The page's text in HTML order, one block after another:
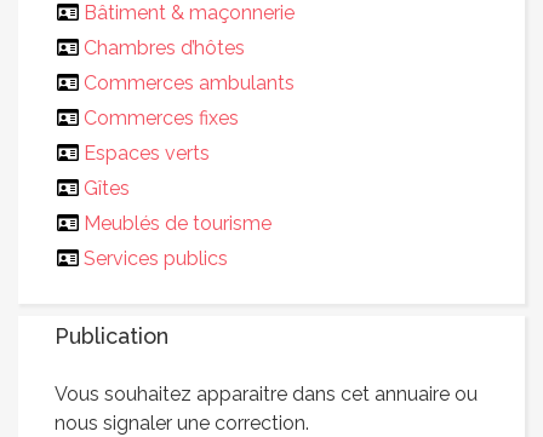
Bâtiment & maçonnerie
Chambres d’hôtes
Commerces ambulants
Commerces fixes
Espaces verts
Gîtes
Meublés de tourisme
Services publics
Publication
Vous souhaitez apparaitre dans cet annuaire ou
nous signaler une correction.